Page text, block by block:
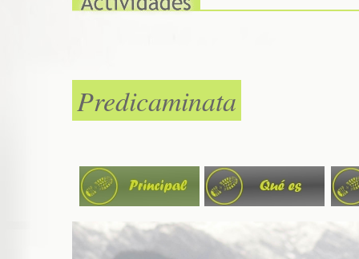
Predicaminata